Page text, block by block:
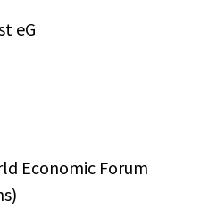
eG
Economic Forum